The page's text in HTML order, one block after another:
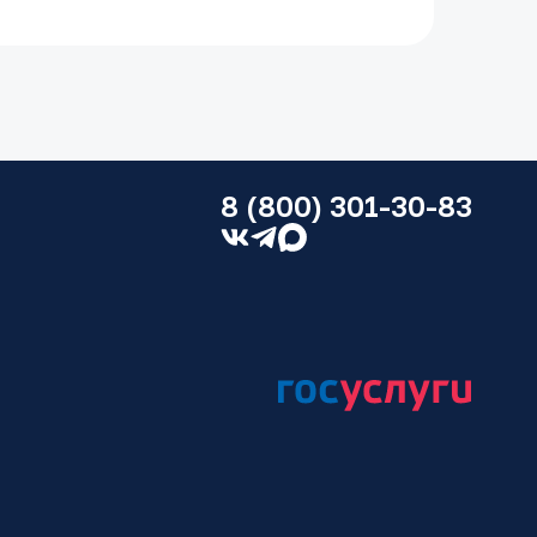
имущества;
на детей, родителей, супругов;
отцовства;
8 (800) 301-30-83